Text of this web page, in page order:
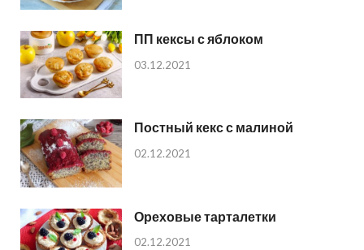
ПП кексы с яблоком
03.12.2021
Постный кекс с малиной
02.12.2021
Ореховые тарталетки
02.12.2021